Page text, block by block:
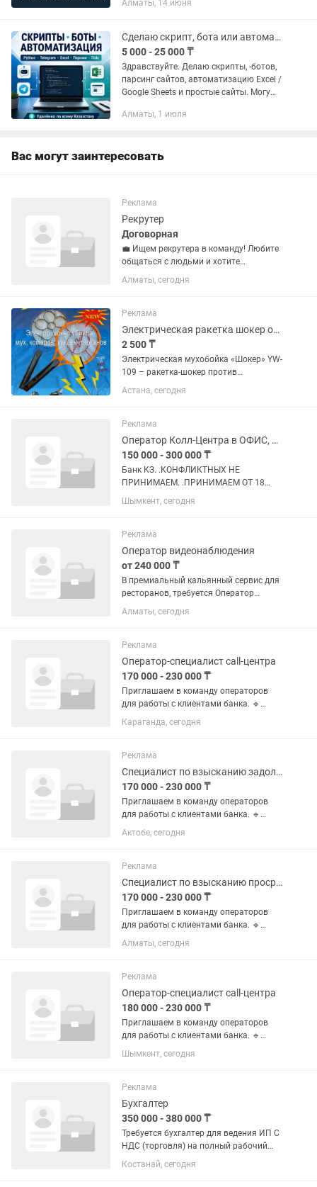
в Казахстане и за рубежом. От идеи до
Алматы, 14 июня
Сделаю скрипт, бота или автоматизацию
5 000 - 25 000 ₸
Здравствуйте. Делаю скрипты, -ботов,
парсинг сайтов, автоматизацию Excel /
Google Sheets и простые сайты. Могу
которую нужно упростить: обработка
Алматы, 1 июля
Вас могут заинтересовать
Реклама
Рекрутер
Договорная
💼 Ищем рекрутера в команду! Любите
общаться с людьми и хотите
зарабатывать удалённо? ✨ Мы
предлагаем: • Свободный график •
каждом этапе • Доход зависит только...
Алматы, сегодня
Реклама
Электрическая ракетка шокер от мух, комаров,ос и др насекомых
2 500 ₸
Электрическая мухобойка «Шокер» YW-
109 – ракетка-шокер против
насекомых, универсальная ракетка для
уничтожения насекомых (мух, ос,
тараканов,слепней, мошек и...
Астана, сегодня
Реклама
Оператор Колл-Центра в ОФИС, в городе Шымкент
150 000 - 300 000 ₸
Банк КЗ. .КОНФЛИКТНЫХ НЕ
ПРИНИМАЕМ. .ПРИНИМАЕМ ОТ 18
ЛЕТ. .СТУДЕНТОВ, ЗАОЧНИКОВ НЕ
ПРИНИМАЕМ. .С АРЕСТАМИ НА
КАЗАХСКОГО И РУССКОГО ЯЗЫКА.
ПРОСЬБА, НЕ СЕРЬЁЗНЫХ НЕ...
Шымкент, сегодня
Реклама
Оператор видеонаблюдения
от 240 000 ₸
В премиальный кальянный сервис для
ресторанов, требуется Оператор
видеонаблюдения Зарплата: от 240
оператора видеонаблюдения.
Удалённая...
Алматы, сегодня
Реклама
Оператор-специалист call-центра
170 000 - 230 000 ₸
Приглашаем в команду операторов
для работы с клиентами банка. 🔹
Обязанности: Исходящие звонки
клиентам 📲 Общение по готовому
ранней стадии просрочки Внесение...
Караганда, сегодня
Реклама
Специалист по взысканию задолженности
170 000 - 230 000 ₸
Приглашаем в команду операторов
для работы с клиентами банка. 🔹
Обязанности: Исходящие звонки
клиентам 📲 Общение по готовому
ранней стадии просрочки Внесение...
Актобе, сегодня
Реклама
Специалист по взысканию просроченной задолженности
170 000 - 230 000 ₸
Приглашаем в команду операторов
для работы с клиентами банка. 🔹
Обязанности: Исходящие звонки
клиентам 📲 Общение по готовому
ранней стадии просрочки Внесение...
Алматы, сегодня
Реклама
Оператор-специалист call-центра
180 000 - 230 000 ₸
Приглашаем в команду операторов
для работы с клиентами банка. 🔹
Обязанности: Исходящие звонки
клиентам 📲 Общение по готовому
ранней стадии просрочки Внесение...
Шымкент, сегодня
Реклама
Бухгалтер
350 000 - 380 000 ₸
Требуется бухгалтер для ведения ИП С
НДС (торговля) на полный рабочий
день Обязанности: Эсф Форма 220,ст,
328,200,300,700 Годовые отчетности !!!
Костанай, сегодня